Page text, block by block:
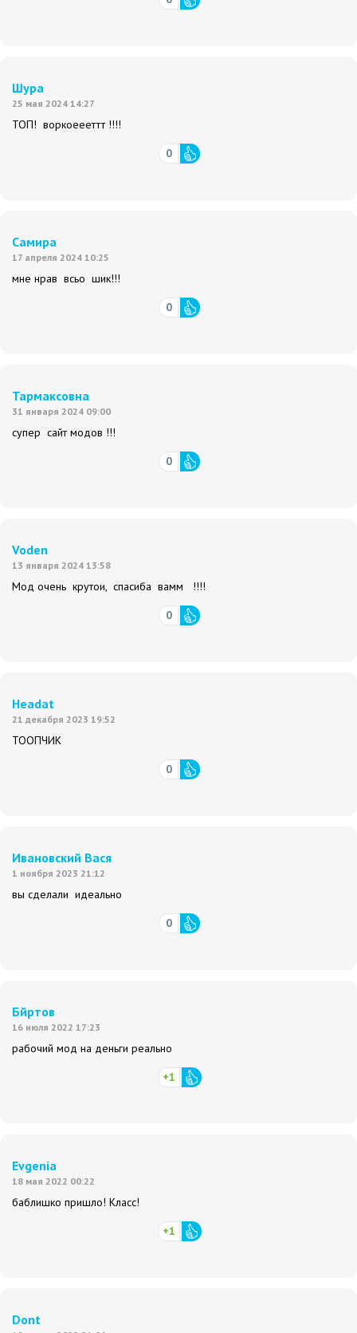
Шура
25 мая 2024 14:27
ТОП! воркоеееттт !!!!
0
Самира
17 апреля 2024 10:25
мне нрав всьо шик!!!
0
Тармаксовна
31 января 2024 09:00
супер сайт модов !!!
0
Voden
13 января 2024 13:58
Мод очень крутои, спасиба вамм !!!!
0
Headat
21 декабря 2023 19:52
ТООПЧИК
0
Ивановский Вася
1 ноября 2023 21:12
вы сделали идеально
0
Бйртов
16 июля 2022 17:23
рабочий мод на деньги реально
+1
Evgenia
18 мая 2022 00:22
баблишко пришло! Класс!
+1
Dont